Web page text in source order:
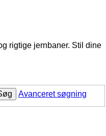
rigtige jernbaner. Stil dine
Avanceret søgning